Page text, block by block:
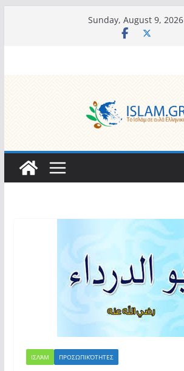
Sunday, August 9, 2026
ΙΣΛΆΜ ΠΡΟΣΩΠΙΚΌΤΗΤΕΣ